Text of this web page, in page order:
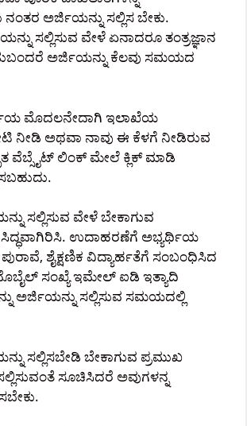
ಅರ್ಜಿಯನ್ನು ಸಲ್ಲಿಸ ಬೇಕು.
ಸಲ್ಲಿಸುವ ವೇಳೆ ಏನಾದರೂ ತಂತ್ರಜ್ಞಾನ
ಅರ್ಜಿಯನ್ನು ಕೆಲವು ಸಮಯದ
ಮೊದಲನೇದಾಗಿ ಇಲಾಖೆಯ
ನೀಡಿ ಅಥವಾ ನಾವು ಈ ಕೆಳಗೆ ನೀಡಿರುವ
ವೆಬ್ಸೈಟ್ ಲಿಂಕ್ ಮೇಲೆ ಕ್ಲಿಕ್ ಮಾಡಿ
ಸಲ್ಲಿಸುವ ವೇಳೆ ಬೇಕಾಗುವ
ಸಿದ್ಧವಾಗಿರಿಸಿ. ಉದಾಹರಣೆಗೆ ಅಭ್ಯರ್ಥಿಯ
ಶೈಕ್ಷಣಿಕ ವಿದ್ಯಾರ್ಹತೆಗೆ ಸಂಬಂಧಿಸಿದ
ಸಂಖ್ಯೆ ಇಮೇಲ್ ಐಡಿ ಇತ್ಯಾದಿ
ಅರ್ಜಿಯನ್ನು ಸಲ್ಲಿಸುವ ಸಮಯದಲ್ಲಿ
ಸಲ್ಲಿಸಬೇಡಿ ಬೇಕಾಗುವ ಪ್ರಮುಖ
ಸೂಚಿಸಿದರೆ ಅವುಗಳನ್ನ